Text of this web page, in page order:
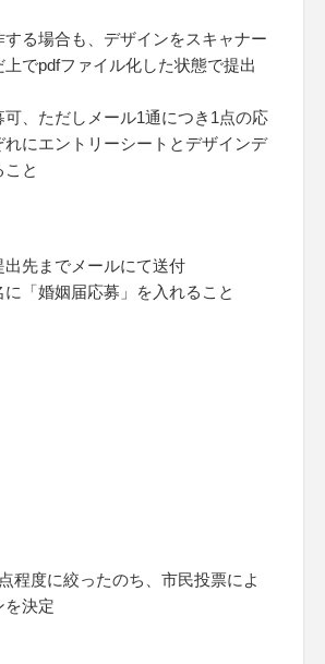
る場合も、デザインをスキャナー
でpdfファイル化した状態で提出
、ただしメール1通につき1点の応
にエントリーシートとデザインデ
と
先までメールにて送付
「婚姻届応募」を入れること
程度に絞ったのち、市民投票によ
を決定